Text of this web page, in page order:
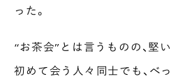
った。
“お茶会”とは言うものの、堅
初めて会う人々同士でも、べ